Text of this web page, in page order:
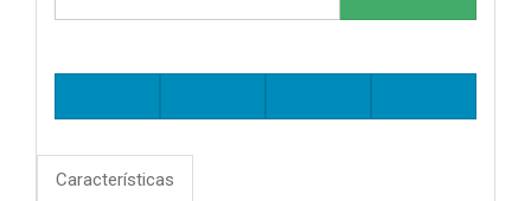
Características